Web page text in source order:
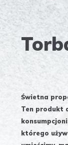
Świetna
Ten produkt
którego